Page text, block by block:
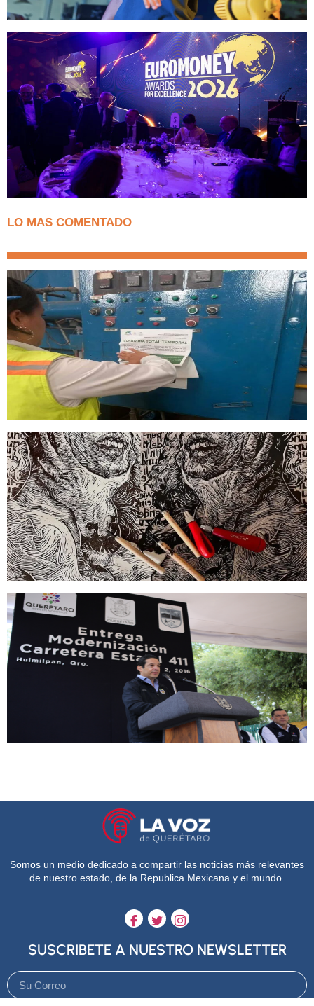
LO MAS COMENTADO
Somos un medio dedicado a compartir las noticias más relevantes
de nuestro estado, de la Republica Mexicana y el mundo.
SUSCRIBETE A NUESTRO NEWSLETTER